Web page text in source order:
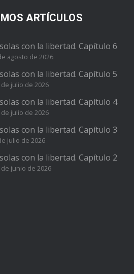
ARTÍCULOS
con la libertad. Capítulo 6
agosto de 2026
con la libertad. Capítulo 5
de julio de 2026
con la libertad. Capítulo 4
de julio de 2026
con la libertad. Capítulo 3
julio de 2026
con la libertad. Capítulo 2
de junio de 2026